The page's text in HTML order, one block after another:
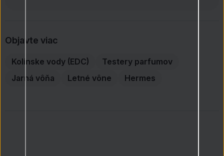
Objavte viac
Kolínske vody (EDC)
Testery parfumov
Jarná vôňa
Letné vône Hermes